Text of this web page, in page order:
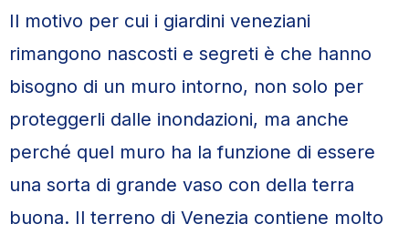
Il motivo per cui i giardini veneziani
rimangono nascosti e segreti è che hanno
bisogno di un muro intorno, non solo per
proteggerli dalle inondazioni, ma anche
perché quel muro ha la funzione di essere
una sorta di grande vaso con della terra
buona. Il terreno di Venezia contiene molto